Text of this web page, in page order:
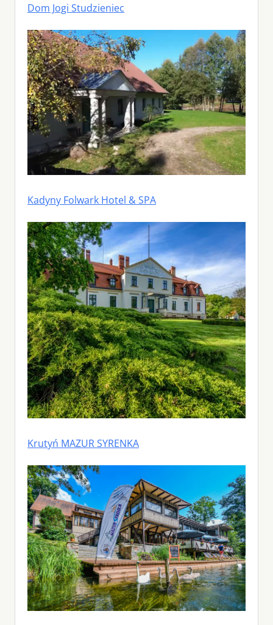
Dom Jogi Studzieniec
Kadyny Folwark Hotel & SPA
Krutyń MAZUR SYRENKA